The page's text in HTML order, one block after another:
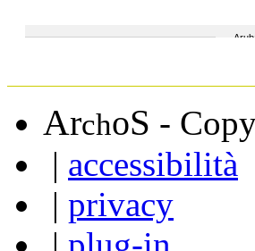
ArchoS -
| accessibilità
| privacy